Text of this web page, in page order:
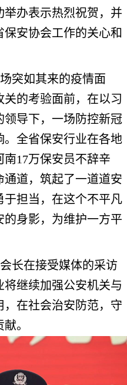
办表示热烈祝贺，并
安协会工作的关心和
突如其来的疫情面
的考验面前，在以习
领导下，一场防控新冠
。全省保安行业在各地
17万保安员不辞辛
道，筑起了一道道安
担当，在这个不平凡
的身影，为维护一方平
长在接受媒体的采访
继续加强公安机关与
在社会治安防范，守
。